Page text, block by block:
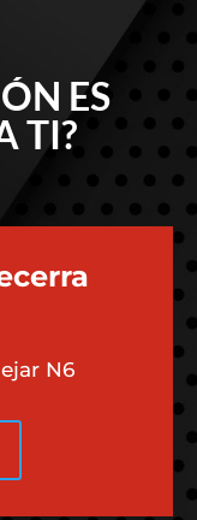
ES
TI?
N6